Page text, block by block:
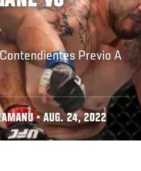
Previo A
• AUG. 24, 2022